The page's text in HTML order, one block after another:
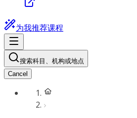
为我推荐课程
搜索科目、机构或地点
Cancel